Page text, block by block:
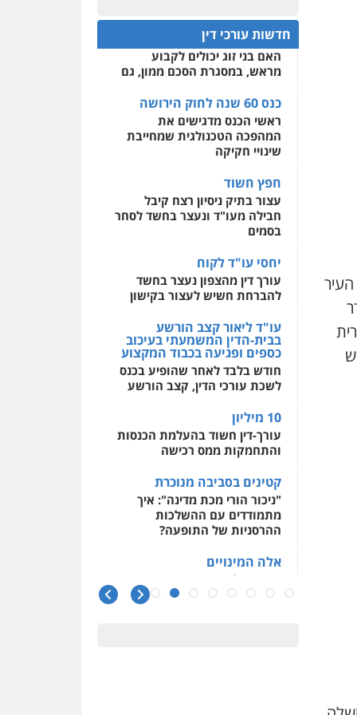
0522508109
אחסון אתרים
מהירות הגנה גיבוי
לעורכי דין
מרכז התחלה חדשה
שירותים מקצועיים לעורכי
דין
0544500346
חדשות עורכי דין
המתח שבין חוק יחסי ממון
לבין חוק הירושה
האם בני זוג יכולים לקבוע
מראש, במסגרת הסכם ממון, גם
כנס 60 שנה לחוק הירושה
ראשי הכנס מדגישים את
המהפכה הטכנולגית שמחייבת
שינויי חקיקה
חפץ חשוד
עצור בתיק ניסיון רצח קיבל
חבילה מעו"ד ונעצר בחשד לסחר
בסמים
יחסי עו"ד לקוח
עורך דין מהצפון נעצר בחשד
להברחת חשיש לעצור בקישון
עו"ד ליאור קצב הורשע
בבית-הדין המשמעתי בעיכוב
כספים ופגיעה בכבוד המקצוע
חודש בלבד לאחר שהופיע בכנס
לשכת עורכי הדין, קצב הורשע
10 מיליון
עורך-דין חשוד בהעלמת הכנסות
והתחמקות ממס רכישה
קטינים בסביבה מנוכרת
"ניכור הורי מכת מדינה": איך
מתמודדים עם ההשלכות
ההרסניות של התופעה?
אלה המינויים
הוועדה לבחירת שופטים בחרה
26 שופטים ורשמים נוספים